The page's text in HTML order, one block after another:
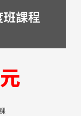
課程